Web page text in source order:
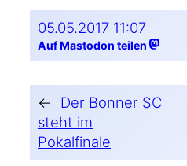
05.05.2017 11:07
Auf Mastodon teilen
←
Der Bonner SC
steht im
Pokalfinale